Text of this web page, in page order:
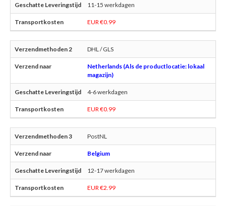
11-15 werkdagen
EUR €0.99
DHL / GLS
Netherlands (Als de productlocatie: lokaal
magazijn)
4-6 werkdagen
EUR €0.99
PostNL
Belgium
12-17 werkdagen
EUR €2.99